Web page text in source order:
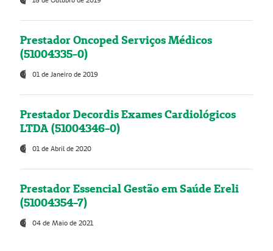
Prestador Oncoped Serviços Médicos
(51004335-0)
01 de Janeiro de 2019
Prestador Decordis Exames Cardiológicos
LTDA (51004346-0)
01 de Abril de 2020
Prestador Essencial Gestão em Saúde Ereli
(51004354-7)
04 de Maio de 2021